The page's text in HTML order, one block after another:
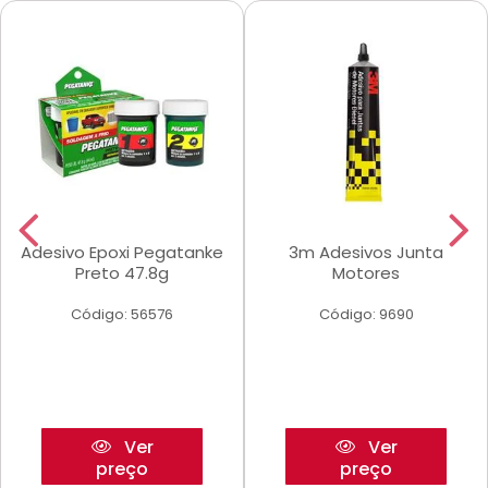
Adesivo Epoxi Pegatanke
Preto 47.8g
Código: 56576
Ver
preço
3m Adesivos Junta
Motores
Código: 9690
Ver
preço